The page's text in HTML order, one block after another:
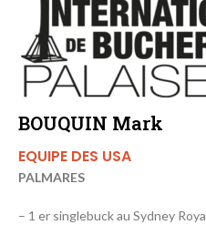
BOUQUIN Mark
EQUIPE DES USA
PALMARES
– 1 er singlebuck au Sydney